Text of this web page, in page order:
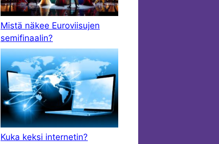
Mistä näkee Euroviisujen
semifinaalin?
Kuka keksi internetin?